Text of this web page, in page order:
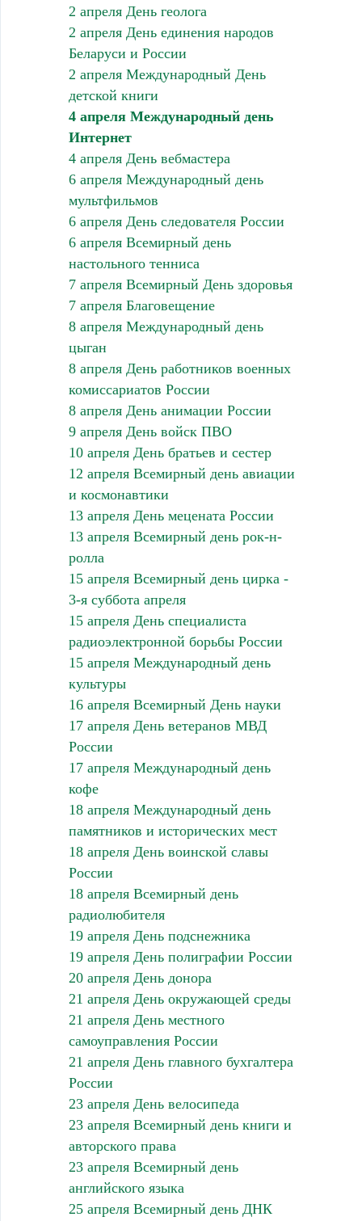
2 апреля День геолога
2 апреля День единения народов
Беларуси и России
2 апреля Международный День
детской книги
4 апреля Международный день
Интернет
4 апреля День вебмастера
6 апреля Международный день
мультфильмов
6 апреля День следователя России
6 апреля Всемирный день
настольного тенниса
7 апреля Всемирный День здоровья
7 апреля Благовещение
8 апреля Международный день
цыган
8 апреля День работников военных
комиссариатов России
8 апреля День анимации России
9 апреля День войск ПВО
10 апреля День братьев и сестер
12 апреля Всемирный день авиации
и космонавтики
13 апреля День мецената России
13 апреля Всемирный день рок-н-
ролла
15 апреля Всемирный день цирка -
3-я суббота апреля
15 апреля День специалиста
радиоэлектронной борьбы России
15 апреля Международный день
культуры
16 апреля Всемирный День науки
17 апреля День ветеранов МВД
России
17 апреля Международный день
кофе
18 апреля Международный день
памятников и исторических мест
18 апреля День воинской славы
России
18 апреля Всемирный день
радиолюбителя
19 апреля День подснежника
19 апреля День полиграфии России
20 апреля День донора
21 апреля День окружающей среды
21 апреля День местного
самоуправления России
21 апреля День главного бухгалтера
России
23 апреля День велосипеда
23 апреля Всемирный день книги и
авторского права
23 апреля Всемирный день
английского языка
25 апреля Всемирный день ДНК